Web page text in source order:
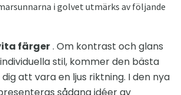
i golvet utmärks av följande
färger. Om kontrast och glans
stil, kommer den bästa
att vara en ljus riktning. I den nya